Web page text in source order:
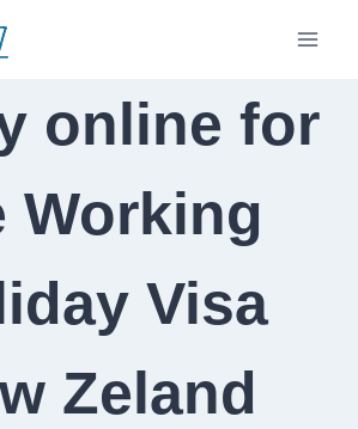
online for
Working
Visa
Zeland